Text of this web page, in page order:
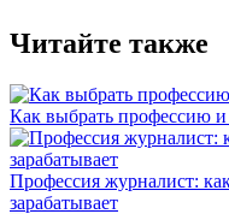
Читайте также
Как выбрать профессию и
Профессия журналист: как
зарабатывает